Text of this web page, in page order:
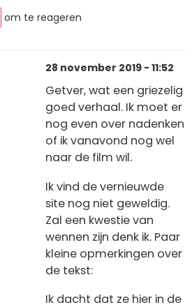
om te reageren
28 november 2019 - 11:52
Getver, wat een griezelig
goed verhaal. Ik moet er
nog even over nadenken
of ik vanavond nog wel
naar de film wil.
Ik vind de vernieuwde
site nog niet geweldig.
Zal een kwestie van
wennen zijn denk ik. Paar
kleine opmerkingen over
de tekst:
Ik dacht dat ze hier in de